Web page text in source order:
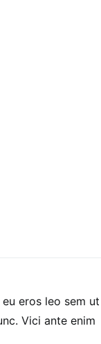
eros leo sem ut
Vici ante enim